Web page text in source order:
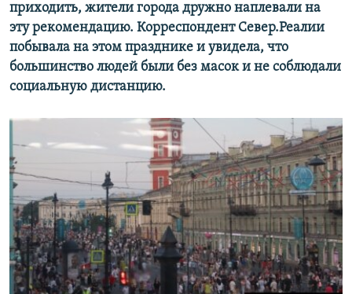
приходить, жители города дружно наплевали на
эту рекомендацию. Корреспондент Север.Реалии
побывала на этом празднике и увидела, что
большинство людей были без масок и не соблюдали
социальную дистанцию.